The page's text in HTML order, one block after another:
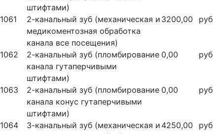
штифтами)
1061
2-канальный зуб (механическая и
медикоментозная обработка
канала все посещения)
3200,00 руб
1062
2-канальный зуб (пломбирование
канала гутаперчивыми
штифтами)
0,00 руб
1063
2-канальный зуб (пломбирование
канала конус гутаперчивыми
штифтами)
0,00 руб
1064
3-канальный зуб (механическая и 4250,00 руб